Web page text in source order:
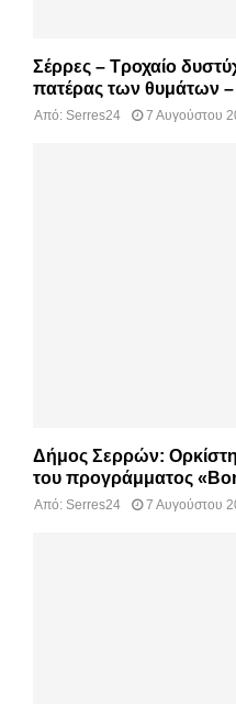
Σέρρες – Τροχαίο
πατέρας των θυμάτων –
Από: Serres24 7 Αυγούστου
Δήμος Σερρών:
του προγράμματος
Από: Serres24 7 Αυγούστου